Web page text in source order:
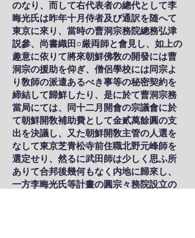
のなり、而して右代表者の總代として李
晦光氏は昨年十月侍者及び通訳を随へて
東京に來り、當時の曹洞宗務院總務弘津
説參、尚書織田○厳両師と會見し、如上の
趣意に依りて將來朝鮮佛敎の開發には曹
洞宗の援助を仰ぎ、僧侶學校には同宗よ
り敎師の派遣あるべき事等の秘密契約を
締結して歸鮮したり、是に於て曹洞宗務
當局にては、同十二月開會の宗議會に於
て朝鮮開敎補助費として金貳萬餘圓の支
出を決議し、又た朝鮮開敎主管の人選を
なして東京芝青松寺前住職北野元峰師を
選定せり、然るに武田師は少しく思ふ所
ありて合邦後幾何もなく内地に歸來し、
一方李晦光氏等計畫の圓宗々務院設立の